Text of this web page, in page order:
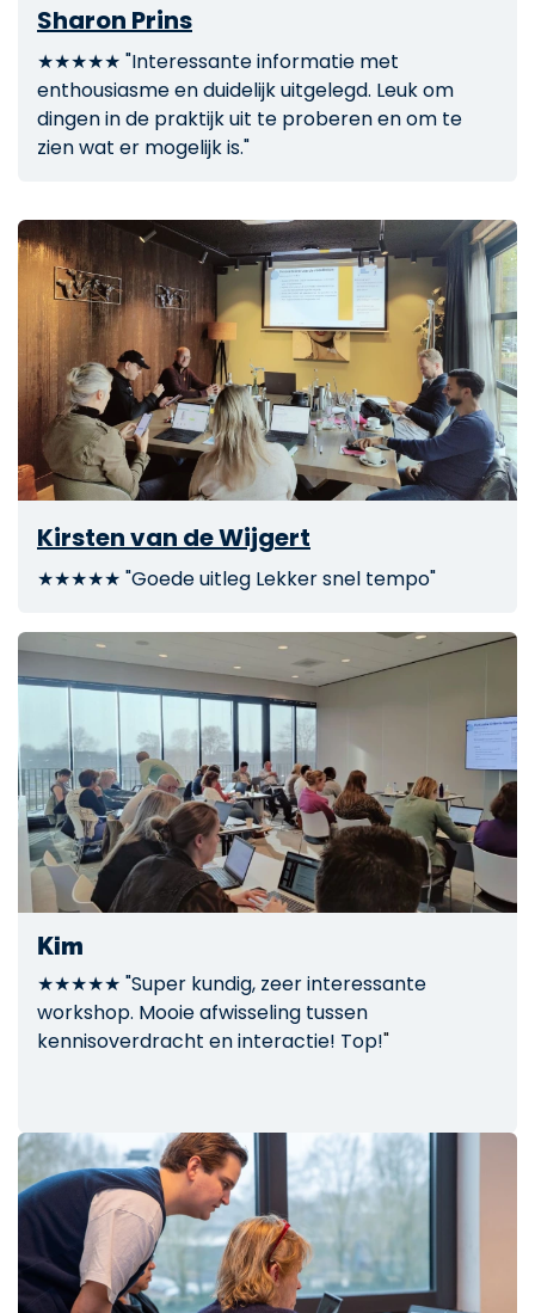
Sharon Prins
★★★★★ "Interessante informatie met
enthousiasme en duidelijk uitgelegd. Leuk om
dingen in de praktijk uit te proberen en om te
zien wat er mogelijk is."
Kirsten van de Wijgert
★★★★★ "Goede uitleg Lekker snel tempo"
Kim
★★★★★ "Super kundig, zeer interessante
workshop. Mooie afwisseling tussen
kennisoverdracht en interactie! Top!"